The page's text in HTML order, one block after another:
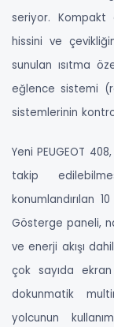
seriyor. Kompakt
hissini ve
sunulan ısıtma
eğlence sistemi
sistemlerinin
Yeni PEUGEOT
takip
konumlandırılan
Gösterge paneli,
ve enerji akışı
çok sayıda
dokunmatik
yolcunun